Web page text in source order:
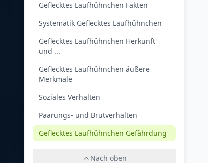
Geflecktes Laufhühnchen Fakten
Systematik Geflecktes Laufhühnchen
Geflecktes Laufhühnchen Herkunft
und ...
Geflecktes Laufhühnchen äußere
Merkmale
Soziales Verhalten
Paarungs- und Brutverhalten
Geflecktes Laufhühnchen Gefährdung
Nach oben